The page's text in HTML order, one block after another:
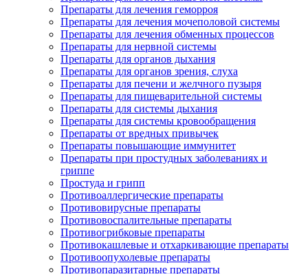
Препараты для лечения геморроя
Препараты для лечения мочеполовой системы
Препараты для лечения обменных процессов
Препараты для нервной системы
Препараты для органов дыхания
Препараты для органов зрения, слуха
Препараты для печени и желчного пузыря
Препараты для пищеварительной системы
Препараты для системы дыхания
Препараты для системы кровообращения
Препараты от вредных привычек
Препараты повышающие иммунитет
Препараты при простудных заболеваниях и
гриппе
Простуда и грипп
Противоаллергические препараты
Противовирусные препараты
Противовоспалительные препараты
Противогрибковые препараты
Противокашлевые и отхаркивающие препараты
Противоопухолевые препараты
Противопаразитарные препараты